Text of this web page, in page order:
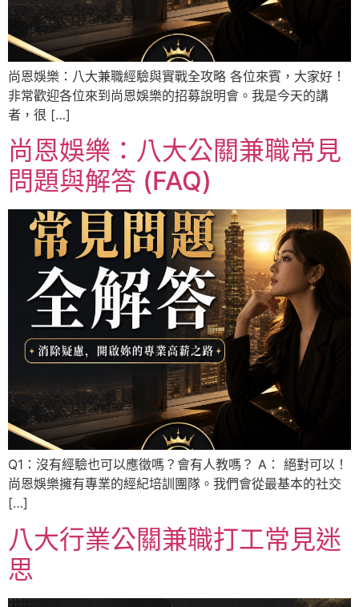
尚恩娛樂：八大兼職經驗與實戰全攻略 各位來賓，大家好！
非常歡迎各位來到尚恩娛樂的招募說明會。我是今天的講
者，很 […]
尚恩娛樂：八大公關兼職常見
問題與解答 (FAQ)
Q1：沒有經驗也可以應徵嗎？會有人教嗎？ A： 絕對可以！
尚恩娛樂擁有專業的經紀培訓團隊。我們會從最基本的社交
[…]
八大行業公關兼職打工常見迷
思